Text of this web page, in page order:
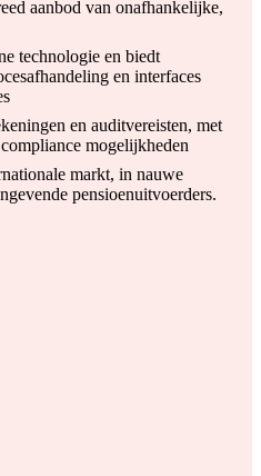
aanbod van onafhankelijke,
technologie en biedt
en interfaces
en auditvereisten, met
mogelijkheden
markt, in nauwe
pensioenuitvoerders.